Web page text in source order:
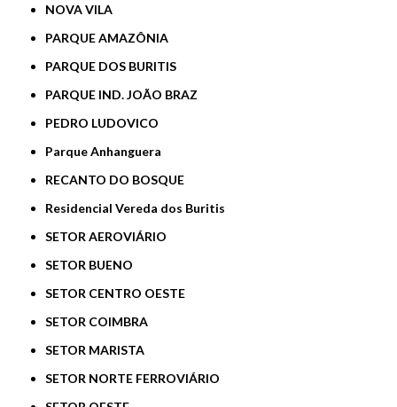
NOVA VILA
PARQUE AMAZÔNIA
PARQUE DOS BURITIS
PARQUE IND. JOÃO BRAZ
PEDRO LUDOVICO
Parque Anhanguera
RECANTO DO BOSQUE
Residencial Vereda dos Buritis
SETOR AEROVIÁRIO
SETOR BUENO
SETOR CENTRO OESTE
SETOR COIMBRA
SETOR MARISTA
SETOR NORTE FERROVIÁRIO